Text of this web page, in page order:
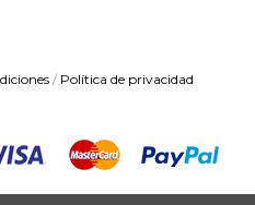
/ Política de privacidad